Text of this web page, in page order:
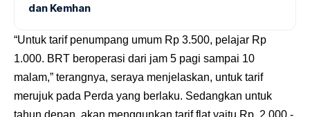
dan Kemhan
“Untuk tarif penumpang umum Rp 3.500, pelajar Rp
1.000. BRT beroperasi dari jam 5 pagi sampai 10
malam,” terangnya, seraya menjelaskan, untuk tarif
merujuk pada Perda yang berlaku. Sedangkan untuk
tahun depan, akan menggunkan tarif flat yaitu Rp. 2,000,-,